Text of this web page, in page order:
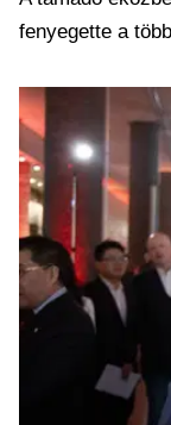
fenyegette a